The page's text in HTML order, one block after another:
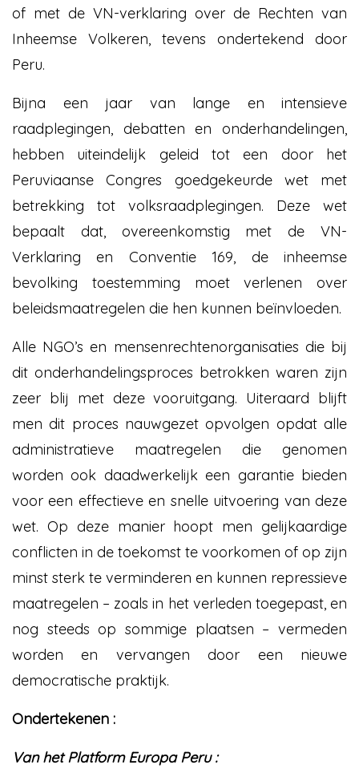
of met de VN-verklaring over de Rechten van
Inheemse Volkeren, tevens ondertekend door
Peru.
Bijna een jaar van lange en intensieve
raadplegingen, debatten en onderhandelingen,
hebben uiteindelijk geleid tot een door het
Peruviaanse Congres goedgekeurde wet met
betrekking tot volksraadplegingen. Deze wet
bepaalt dat, overeenkomstig met de VN-
Verklaring en Conventie 169, de inheemse
bevolking toestemming moet verlenen over
beleidsmaatregelen die hen kunnen beïnvloeden.
Alle NGO’s en mensenrechtenorganisaties die bij
dit onderhandelingsproces betrokken waren zijn
zeer blij met deze vooruitgang. Uiteraard blijft
men dit proces nauwgezet opvolgen opdat alle
administratieve maatregelen die genomen
worden ook daadwerkelijk een garantie bieden
voor een effectieve en snelle uitvoering van deze
wet. Op deze manier hoopt men gelijkaardige
conflicten in de toekomst te voorkomen of op zijn
minst sterk te verminderen en kunnen repressieve
maatregelen – zoals in het verleden toegepast, en
nog steeds op sommige plaatsen – vermeden
worden en vervangen door een nieuwe
democratische praktijk.
Ondertekenen :
Van het Platform Europa Peru :